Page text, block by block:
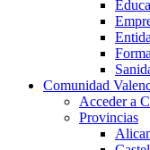
Comunidad
Acceder a
Provincias